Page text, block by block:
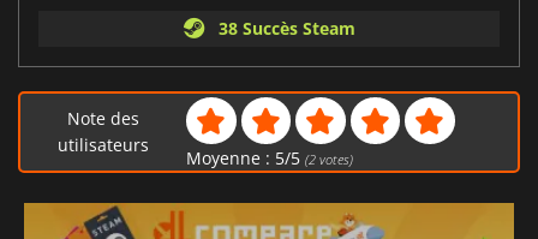
38 Succès Steam
Note des
utilisateurs
Moyenne : 5/5 (2votes)